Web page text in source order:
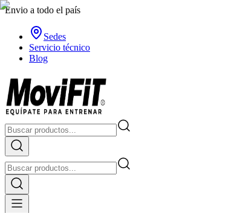
Envio a todo el país
Sedes
Servicio técnico
Blog